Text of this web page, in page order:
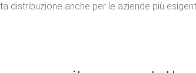
distribuzione anche per le aziende più